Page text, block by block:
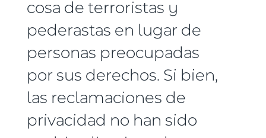
cosa de terroristas y
pederastas en lugar de
personas preocupadas
por sus derechos. Si bien,
las reclamaciones de
privacidad no han sido